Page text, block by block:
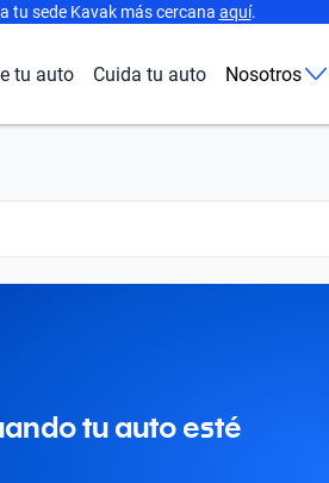
tu sede Kavak más cercana aquí.
tu auto Cuida tu auto Nosotros
tu auto esté